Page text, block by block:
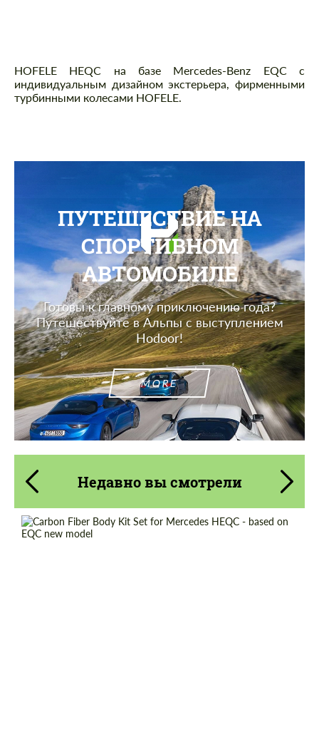
Описание
HOFELE HEQC на базе Mercedes-Benz EQC с
индивидуальным дизайном экстерьера, фирменными
турбинными колесами HOFELE.
ПУТЕШЕСТВИЕ НА
СПОРТИВНОМ
АВТОМОБИЛЕ
Готовы к главному приключению года?
Путешествуйте в Альпы с выступлением
Hodoor!
MORE
Недавно вы смотрели